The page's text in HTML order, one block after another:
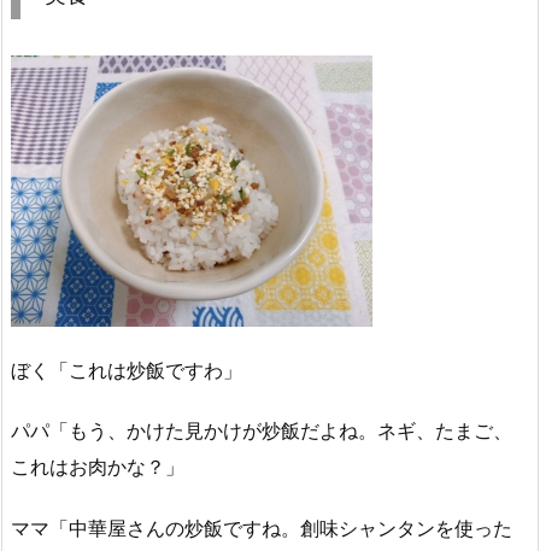
ぼく「これは炒飯ですわ」
パパ「もう、かけた見かけが炒飯だよね。ネギ、たまご、
これはお肉かな？」
ママ「中華屋さんの炒飯ですね。創味シャンタンを使った